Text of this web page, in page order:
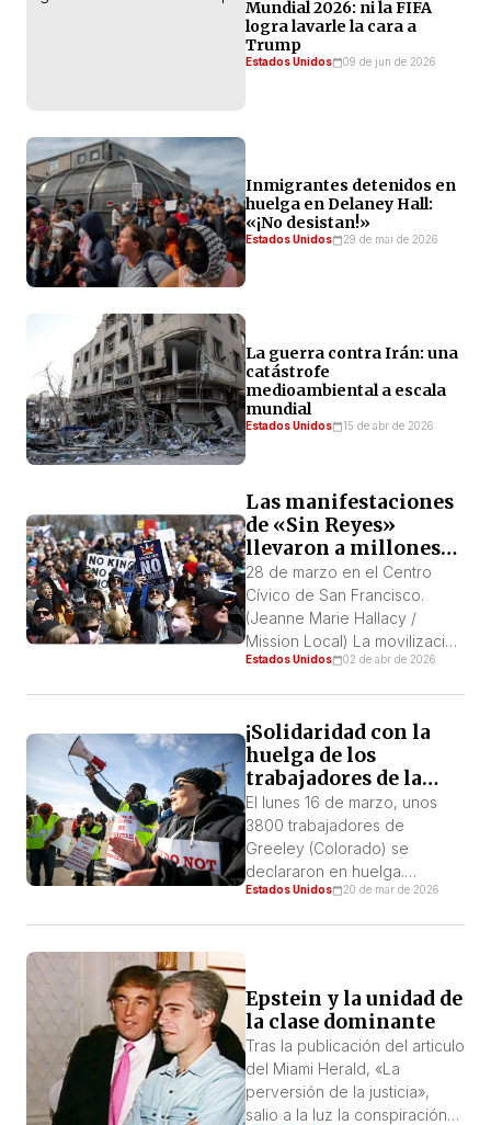
Mundial 2026: ni la FIFA
logra lavarle la cara a
Trump
Estados Unidos 09 de jun de 2026
Inmigrantes detenidos en
huelga en Delaney Hall:
«¡No desistan!»
Estados Unidos 29 de mai de 2026
La guerra contra Irán: una
catástrofe
medioambiental a escala
mundial
Estados Unidos 15 de abr de 2026
Las manifestaciones
de «Sin Reyes»
llevaron a millones
de manifestantes a
las calles
28 de marzo en el Centro
Cívico de San Francisco.
(Jeanne Marie Hallacy /
Mission Local) La movilización
de «Sin Reyes» del 28 de
de la guerra y la reacción.
Fue la mayor concentración
de protestas callejeras en un
solo día de la historia de […]
Estados Unidos 02 de abr de 2026
¡Solidaridad con la
huelga de los
trabajadores de la
planta cárnica de JBS!
El lunes 16 de marzo, unos
3800 trabajadores de
Greeley (Colorado) se
declararon en huelga.
Representados por el
comercializa sus productos
bajo la marca Swift Beef Co.
JBS es una enorme
multinacional que obtuvo 22
600 millones de dólares en
ventas en […]
Estados Unidos 20 de mar de 2026
Epstein y la unidad de
la clase dominante
Tras la publicación del articulo
del Miami Herald, «La
perversión de la justicia»,
salio a la luz la conspiración